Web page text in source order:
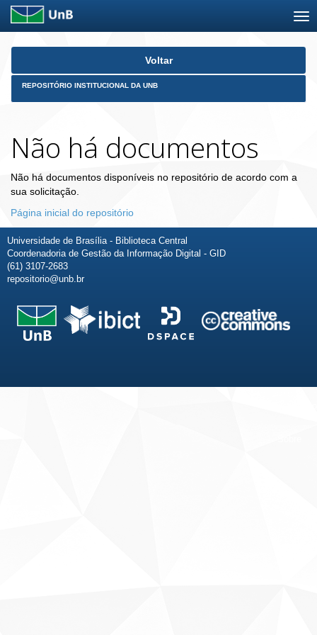
Skip
Voltar
REPOSITÓRIO INSTITUCIONAL DA UNB
Não há documentos
Não há documentos disponíveis no repositório de acordo com a
sua solicitação.
Página inicial do repositório
Universidade de Brasília - Biblioteca Central
Coordenadoria de Gestão da Informação Digital - GID
(61) 3107-2683
repositorio@unb.br